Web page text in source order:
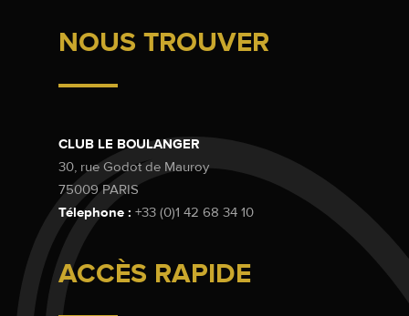
NOUS TROUVER
CLUB LE BOULANGER
30, rue Godot de Mauroy
75009 PARIS
Télephone : +33 (0)1 42 68 34 10
ACCÈS RAPIDE